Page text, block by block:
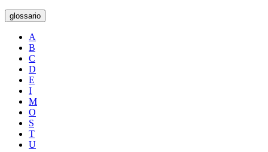
glossario
A
B
C
D
E
I
M
O
S
T
U